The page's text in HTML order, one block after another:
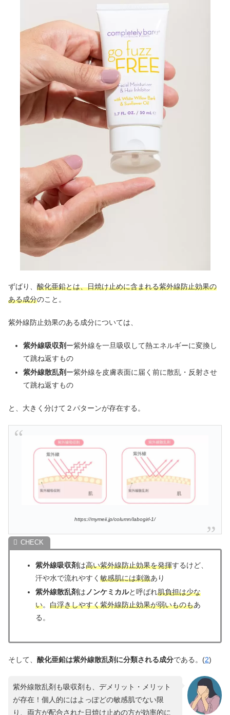
ずばり、 酸化亜鉛とは、日焼け止めに含まれる紫外線防止効果の
ある成分のこと。
紫外線防止効果のある成分については、
紫外線吸収剤ー紫外線を一旦吸収して熱エネルギーに変換し
て跳ね返すもの
紫外線散乱剤ー紫外線を皮膚表面に届く前に散乱・反射させ
て跳ね返すもの
と、大きく分けて２パターンが存在する。
https://mymeii.jp/column/labogirl-1/
紫外線吸収剤は高い紫外線防止効果を発揮するけど、
汗や水で流れやすく 敏感肌には刺激あり
紫外線散乱剤はノンケミカルと呼ばれ肌負担は少な
い。 白浮きしやすく紫外線防止効果が弱いものもあ
る。
そして、 酸化亜鉛は紫外線散乱剤に分類される成分である。(2)
紫外線散乱剤も吸収剤も、デメリット・メリット
が存在！個人的にはよっぽどの敏感肌でない限
り、両方が配合された日焼け止めの方が効率的に